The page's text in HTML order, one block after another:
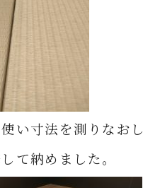
い寸法を測りなおし
て納めました。